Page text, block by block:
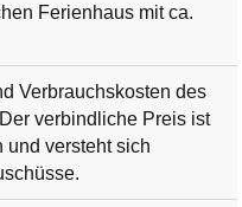
Ferienhaus mit ca.
Verbrauchskosten des
verbindliche Preis ist
und versteht sich